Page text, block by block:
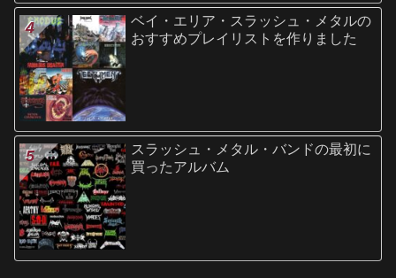
ベイ・エリア・スラッシュ・メタルの
おすすめプレイリストを作りました
スラッシュ・メタル・バンドの最初に
買ったアルバム